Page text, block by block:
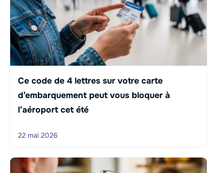
Ce code de 4 lettres sur votre carte
d’embarquement peut vous bloquer à
l’aéroport cet été
22 mai 2026